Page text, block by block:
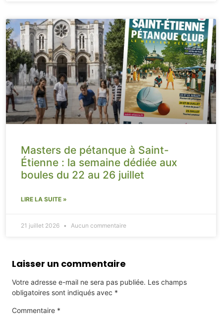
Masters de pétanque à Saint-
Étienne : la semaine dédiée aux
boules du 22 au 26 juillet
LIRE LA SUITE »
21 juillet 2026 Aucun commentaire
Laisser un commentaire
Votre adresse e-mail ne sera pas publiée. Les champs
obligatoires sont indiqués avec *
Commentaire *